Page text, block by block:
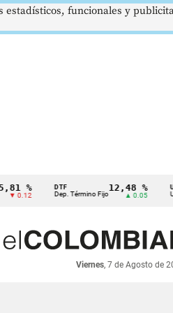
DTF
Dep. Término Fijo
12,48 %
▲ 0.05
UVR
Unidad
Viernes, 7 de Agosto de
funcionales y